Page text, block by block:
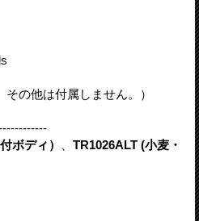
の他は付属しません。）
ボディ）
TR1026ALT (小麦・